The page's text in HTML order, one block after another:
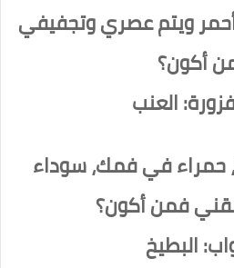
ويتم عصري وتجفيفي
أكون؟
العنب
حمراء في فمك، سوداء
فمن أكون؟
البطيخ